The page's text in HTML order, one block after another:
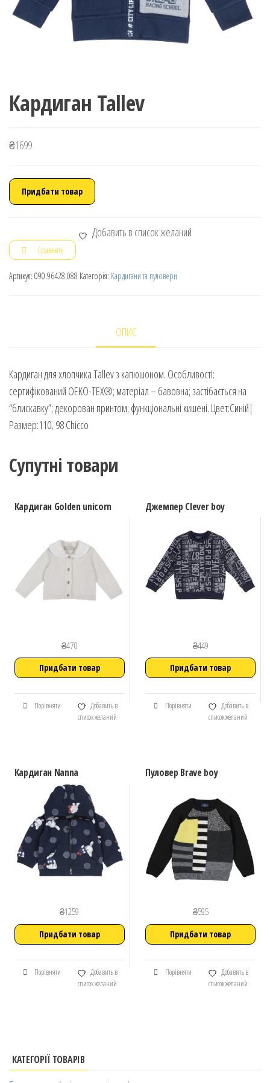
Кардиган Tallev
₴1699
Придбати товар
Добавить в список желаний
Сравнить
Артикул: 090.96428.088 Категорія: Кардигани та пуловери
ОПИС
Кардиган для хлопчика Tallev з капюшоном. Особливості:
сертифікований OEKO-TEX®; матеріал – бавовна; застібається на
“блискавку”; декорован принтом; функціональні кишені. Цвет:Синій|
Размер:110, 98 Chicco
Супутні товари
Кардиган Golden unicorn
₴470
Придбати товар
Порівняти
Добавить в
список желаний
Джемпер Clever boy
₴449
Придбати товар
Порівняти
Добавить в
список желаний
Кардиган Nanna
₴1259
Придбати товар
Порівняти
Добавить в
список желаний
Пуловер Brave boy
₴595
Придбати товар
Порівняти
Добавить в
список желаний
КАТЕГОРІЇ ТОВАРІВ